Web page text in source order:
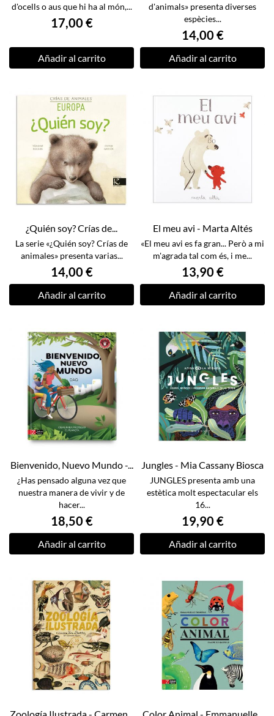
d'ocells o aus que hi ha al món,...
17,00 €
Añadir al carrito
d'animals» presenta diverses
espècies...
14,00 €
Añadir al carrito
¿Quién soy? Crías de...
La serie «¿Quién soy? Crías de
animales» presenta varias...
14,00 €
Añadir al carrito
El meu avi - Marta Altés
«El meu avi es fa gran... Però a mi
m'agrada tal com és, i me...
13,90 €
Añadir al carrito
Bienvenido, Nuevo Mundo -...
¿Has pensado alguna vez que
nuestra manera de vivir y de
hacer...
18,50 €
Añadir al carrito
Jungles - Mia Cassany Biosca
JUNGLES presenta amb una
estètica molt espectacular els
16...
19,90 €
Añadir al carrito